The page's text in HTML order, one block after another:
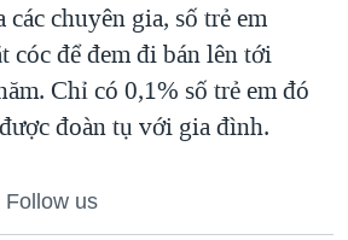
chuyên gia, số trẻ em
cóc để đem đi bán lên tới
Chỉ có 0,1% số trẻ em đó
đoàn tụ với gia đình.
Follow us